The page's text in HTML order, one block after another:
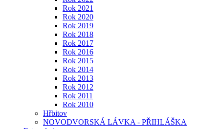
Rok 2021
Rok 2020
Rok 2019
Rok 2018
Rok 2017
Rok 2016
Rok 2015
Rok 2014
Rok 2013
Rok 2012
Rok 2011
Rok 2010
Hřbitov
NOVODVORSKÁ LÁVKA - PŘIHLÁŠKA